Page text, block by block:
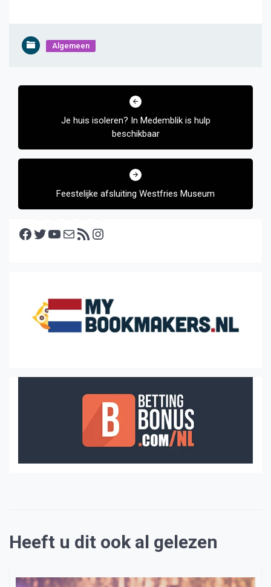
Algemeen
Bericht
Je huis isoleren? In Medemblik is hulp
beschikbaar
Feestelijke afsluiting Westfries Museum
Facebook Twitter YouTube E-mail RSS feed
Heeft u dit ook al gelezen